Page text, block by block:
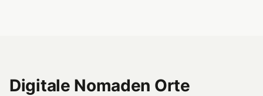
Digitale Nomaden Orte